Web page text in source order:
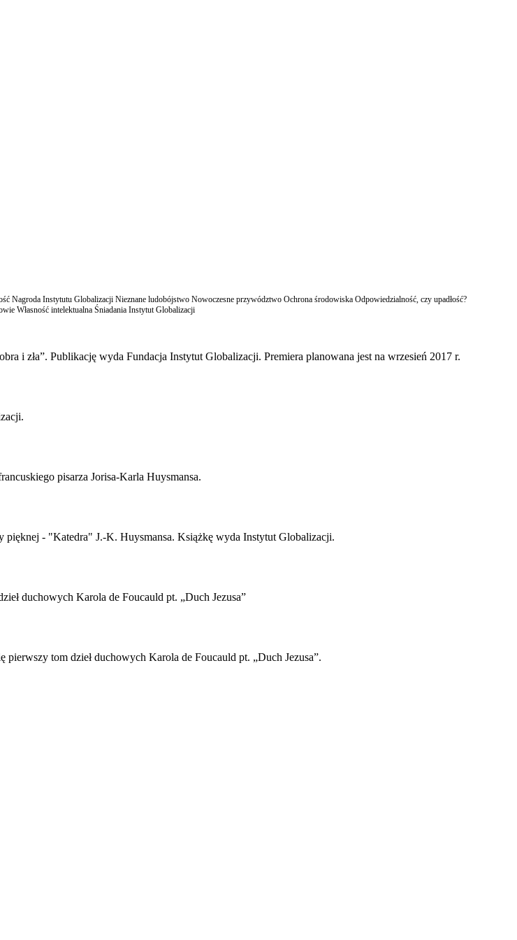
Instytutu Globalizacji Nieznane ludobójstwo Nowoczesne przywództwo Ochrona środowiska Odpowiedzialność, czy upadłość?
Własność intelektualna Śniadania Instytut Globalizacji
i zła”. Publikację wyda Fundacja Instytut Globalizacji. Premiera planowana jest na wrzesień 2017 r.
pisarza Jorisa-Karla Huysmansa.
pięknej - "Katedra" J.-K. Huysmansa. Książkę wyda Instytut Globalizacji.
duchowych Karola de Foucauld pt. „Duch Jezusa”
tom dzieł duchowych Karola de Foucauld pt. „Duch Jezusa”.